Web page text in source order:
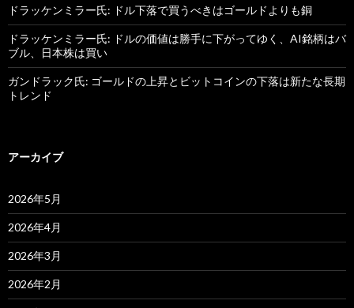
ドラッケンミラー氏: ドル下落で買うべきはゴールドよりも銅
ドラッケンミラー氏: ドルの価値は勝手に下がってゆく、AI銘柄はバ
ブル、日本株は買い
ガンドラック氏: ゴールドの上昇とビットコインの下落は新たな長期
トレンド
アーカイブ
2026年5月
2026年4月
2026年3月
2026年2月